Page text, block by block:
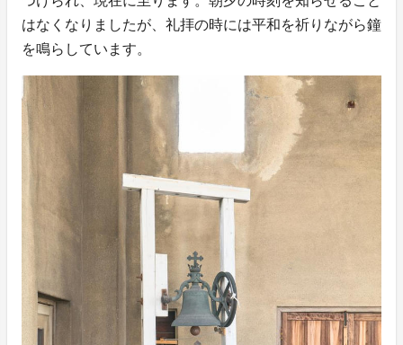
はなくなりましたが、礼拝の時には平和を祈りながら鐘
を鳴らしています。